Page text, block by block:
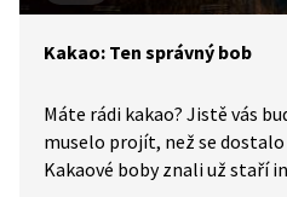
Kakao: Ten správný bob
Máte rádi kakao? Jistě vás
muselo projít, než se dostalo
Kakaové boby znali už staří